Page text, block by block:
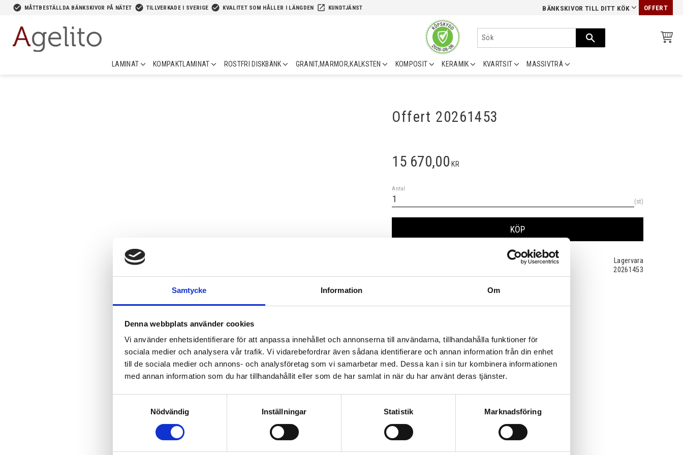
Samtycke Information Om
Denna webbplats använder cookies
Vi använder enhetsidentifierare för att anpassa innehållet och annonserna till användarna, tillhandahålla funktioner för
sociala medier och analysera vår trafik. Vi vidarebefordrar även sådana identifierare och annan information från din enhet
till de sociala medier och annons- och analysföretag som vi samarbetar med. Dessa kan i sin tur kombinera informationen
med annan information som du har tillhandahållit eller som de har samlat in när du har använt deras tjänster.
Nödvändig
Inställningar Statistik Marknadsföring
check_circle MÅTTBESTÄLLDA BÄNKSKIVOR PÅ NÄTET check_circle TILLVERKADE I SVERIGE check_circle KVALITET SOM HÅLLER I LÄNGDEN launch KUNDTJÄNST BÄNKSKIVOR TILL DITT KÖK OFFERT
LAMINAT KOMPAKTLAMINAT ROSTFRI DISKBÄNK GRANIT,MARMOR,KALKSTEN KOMPOSIT KERAMIK KVARTSIT MASSIVTRÄ
Offert 20261453
15 670,00 KR
Antal
st
KÖP
Lagervara
20261453